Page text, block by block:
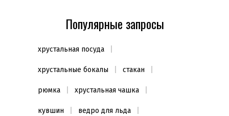
Объем
1,4л (1)
1,6л
(4)
Популярные запросы
хрустальная посуда
хрустальные бокалы стакан
рюмка хрустальная чашка
кувшин ведро для льда